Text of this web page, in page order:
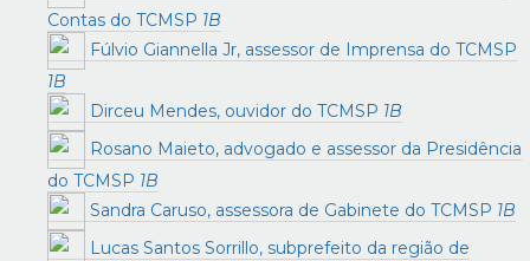
Contas do TCMSP 1B
Fúlvio Giannella Jr, assessor de Imprensa do TCMSP
1B
Dirceu Mendes, ouvidor do TCMSP 1B
Rosano Maieto, advogado e assessor da Presidência
do TCMSP 1B
Sandra Caruso, assessora de Gabinete do TCMSP 1B
Lucas Santos Sorrillo, subprefeito da região de